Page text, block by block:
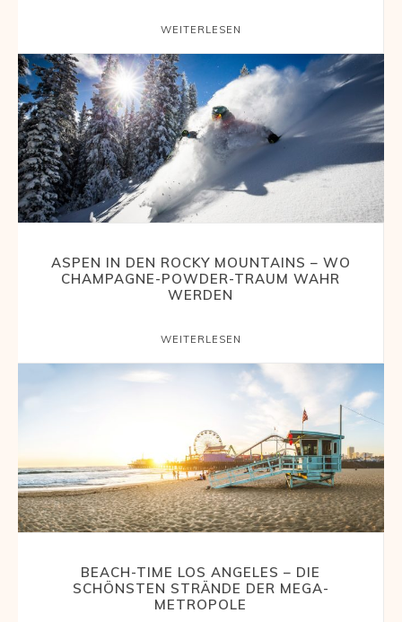
WEITERLESEN
ASPEN IN DEN ROCKY MOUNTAINS – WO
CHAMPAGNE-POWDER-TRAUM WAHR
WERDEN
WEITERLESEN
BEACH-TIME LOS ANGELES – DIE
SCHÖNSTEN STRÄNDE DER MEGA-
METROPOLE